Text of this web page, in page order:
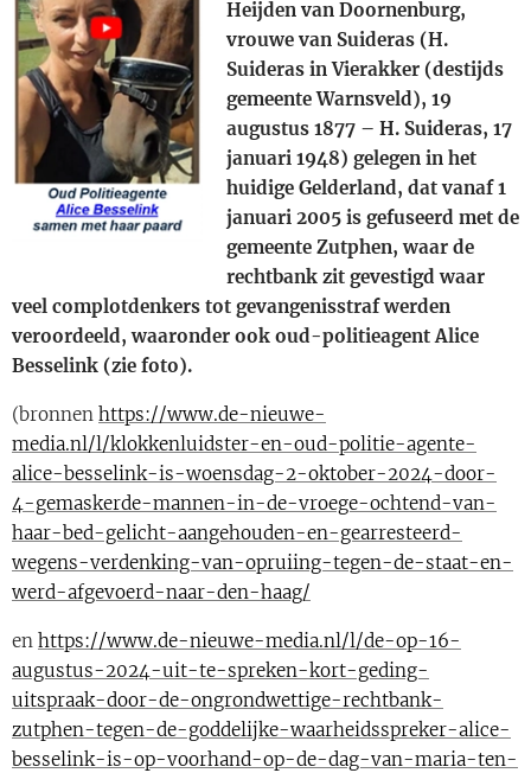
Heijden van Doornenburg,
vrouwe van Suideras (H.
Suideras in Vierakker (destijds
gemeente Warnsveld), 19
augustus 1877 – H. Suideras, 17
januari 1948) gelegen in het
huidige Gelderland, dat vanaf 1
januari 2005 is gefuseerd met de
gemeente Zutphen, waar de
rechtbank zit gevestigd waar
veel complotdenkers tot gevangenisstraf werden
veroordeeld, waaronder ook oud-­politieagent Alice
Besselink (zie foto).
(bronnen https://www.de-nieuwe-
media.nl/l/klokkenluidster-en-oud-politie-agente-
alice-besselink-is-woensdag-2-oktober-2024-door-
4-gemaskerde-mannen-in-de-vroege-ochtend-van-
haar-bed-gelicht-aangehouden-en-gearresteerd-
wegens-verdenking-van-opruiing-tegen-de-staat-en-
werd-afgevoerd-naar-den-haag/
en https://www.de-nieuwe-media.nl/l/de-op-16-
augustus-2024-uit-te-spreken-kort-geding-
uitspraak-door-de-ongrondwettige-rechtbank-
zutphen-tegen-de-goddelijke-waarheidsspreker-alice-
besselink-is-op-voorhand-op-de-dag-van-maria-ten-